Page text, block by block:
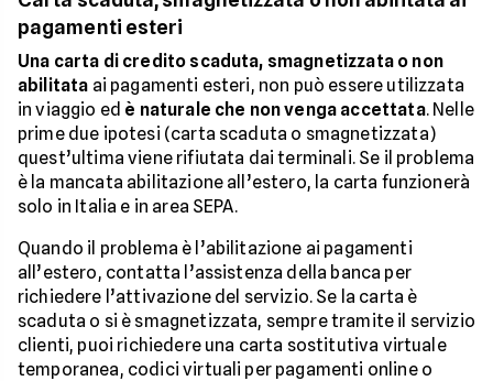
pagamenti esteri
Una carta di credito scaduta, smagnetizzata o non
abilitata ai pagamenti esteri, non può essere utilizzata
in viaggio ed è naturale che non venga accettata. Nelle
prime due ipotesi (carta scaduta o smagnetizzata)
quest’ultima viene rifiutata dai terminali. Se il problema
è la mancata abilitazione all’estero, la carta funzionerà
solo in Italia e in area SEPA.
Quando il problema è l’abilitazione ai pagamenti
all’estero, contatta l’assistenza della banca per
richiedere l’attivazione del servizio. Se la carta è
scaduta o si è smagnetizzata, sempre tramite il servizio
clienti, puoi richiedere una carta sostitutiva virtuale
temporanea, codici virtuali per pagamenti online o